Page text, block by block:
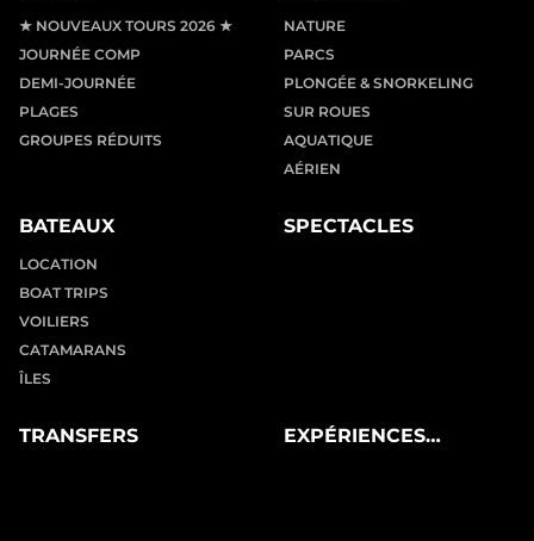
★ NOUVEAUX TOURS 2026 ★
JOURNÉE COMP
DEMI-JOURNÉE
PLAGES
GROUPES RÉDUITS
NATURE
PARCS
PLONGÉE & SNORKELING
SUR ROUES
AQUATIQUE
AÉRIEN
BATEAUX
LOCATION
BOAT TRIPS
VOILIERS
CATAMARANS
ÎLES
SPECTACLES
TRANSFERS
EXPÉRIENCES